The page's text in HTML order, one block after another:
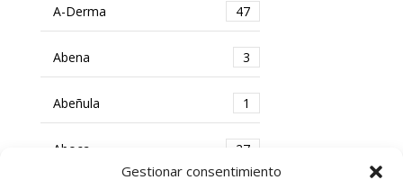
Gestionar consentimiento
A-Derma 47
Abena 3
Abeñula 1
Aboca 27